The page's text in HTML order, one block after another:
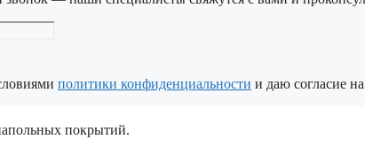
политики конфиденциальности и даю согласие на
покрытий.